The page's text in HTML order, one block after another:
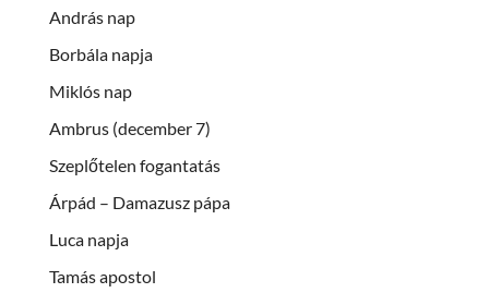
András nap
Borbála napja
Miklós nap
Ambrus (december 7)
Szeplőtelen fogantatás
Árpád – Damazusz pápa
Luca napja
Tamás apostol